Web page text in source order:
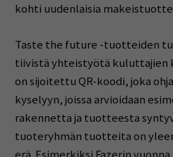
kohti uudenlaisia
Taste the future -tuotteiden
tiivistä yhteistyötä kuluttajien
on sijoitettu QR-koodi, joka
kyselyyn, joissa arvioidaan
rakennetta ja tuotteesta
tuoteryhmän tuotteita on